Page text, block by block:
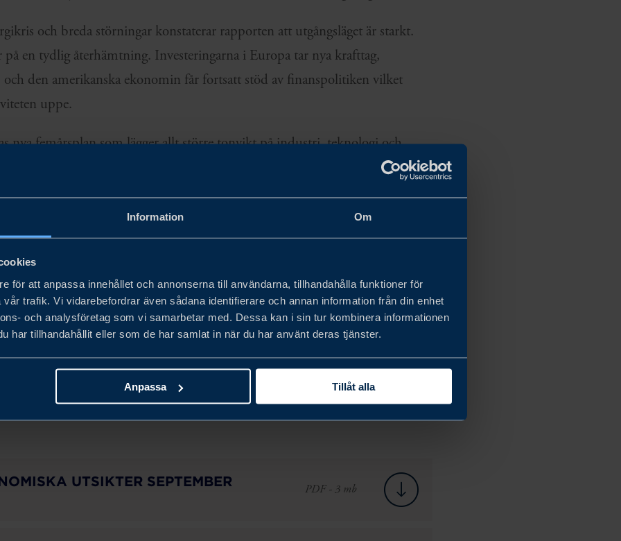
Information Om
för att anpassa innehållet och annonserna till användarna, tillhandahålla funktioner för
trafik. Vi vidarebefordrar även sådana identifierare och annan information från din enhet
och analysföretag som vi samarbetar med. Dessa kan i sin tur kombinera informationen
har tillhandahållit eller som de har samlat in när du har använt deras tjänster.
Anpassa Tillåt alla
och breda störningar konstaterar rapporten att utgångsläget är starkt.
på en tydlig återhämtning. Investeringarna i Europa tar nya krafttag,
den amerikanska ekonomin får fortsatt stöd av finanspolitiken vilket
uppe.
nya femårsplan som lägger allt större tonvikt på industri, teknologi och
än någonsin att vässa det svenska erbjudandet.
export.
analyser här.
UTSIKTER SEPTEMBER
PDF - 3 mb